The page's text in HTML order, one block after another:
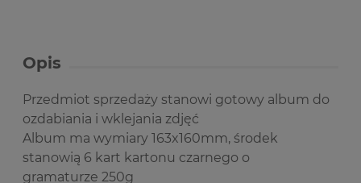
Opis
Przedmiot sprzedaży stanowi gotowy album do
ozdabiania i wklejania zdjęć
Album ma wymiary 163x160mm, środek
stanowią 6 kart kartonu czarnego o
gramaturze 250g